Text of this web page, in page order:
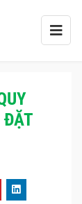
ĐẶT